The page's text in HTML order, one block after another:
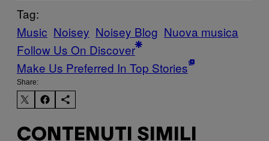
Tag:
Music Noisey Noisey Blog Nuova musica
Follow Us On Discover
Make Us Preferred In Top Stories
Share:
CONTENUTI SIMILI